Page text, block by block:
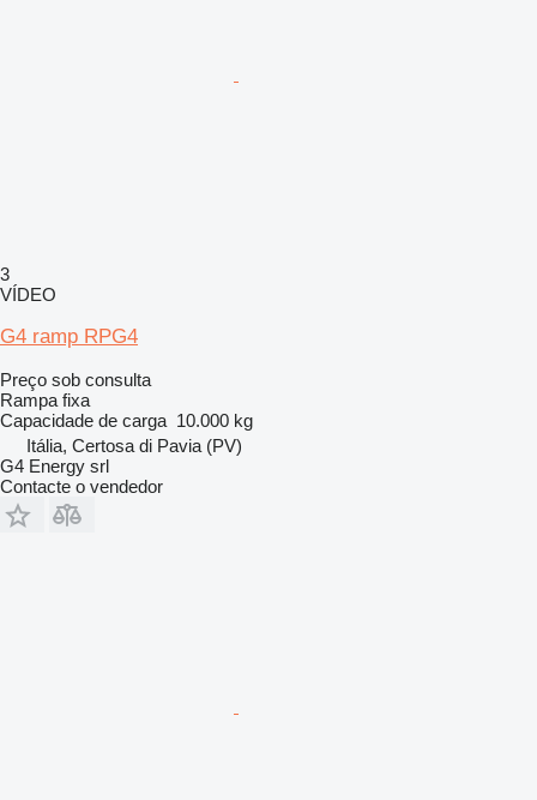
3
VÍDEO
G4 ramp RPG4
Preço sob consulta
Rampa fixa
Capacidade de carga 10.000 kg
Itália, Certosa di Pavia (PV)
G4 Energy srl
Contacte o vendedor